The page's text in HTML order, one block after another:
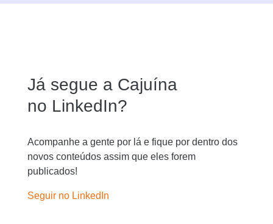
mercad
2º
trimestr
2026
s do
Já segue a Cajuína
no LinkedIn?
Acompanhe a gente por lá e fique por dentro dos
novos conteúdos assim que eles forem
publicados!
Seguir no LinkedIn